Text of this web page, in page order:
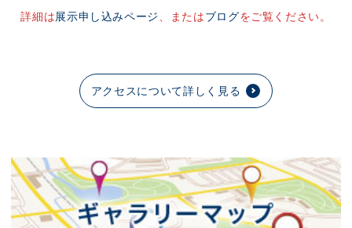
詳細は展示申し込みページ 、またはブログをご覧ください。
アクセスについて詳しく見る